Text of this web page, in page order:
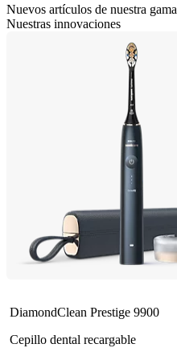
Nuevos artículos de nuestra gama
Nuestras innovaciones
DiamondClean Prestige 9900
Cepillo dental recargable